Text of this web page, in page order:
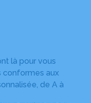
là pour vous
conformes aux
de A à